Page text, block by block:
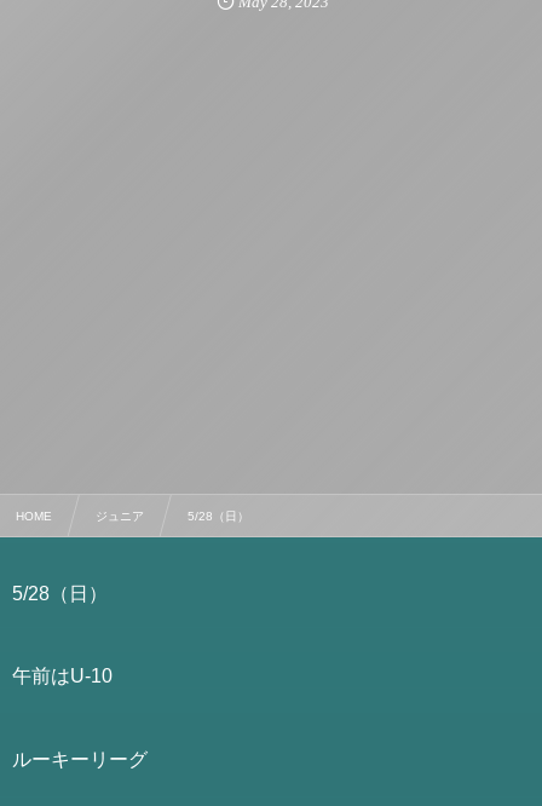
HOME ジュニア 5/28（日）
5/28（日）
午前はU-10
ルーキーリーグ